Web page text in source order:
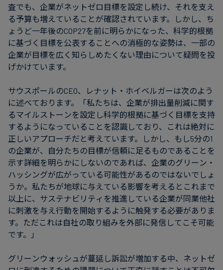
査でも、企業がネットゼロ目標を設定し続け、それを支え
る予算も増えていることが確認されています。しかし、ち
ょうど一年後のCOP27を前に明らかになった、科学的根拠
に基づく目標を公表することへの消極的な姿勢は、一部の
企業が目標を広く知らしめたくない理由について疑問を投
げかけています。
サウスポールのCEO、レナット・ホイベルガーは次のよう
に述べております。「私たちは、企業が排出量削減に関す
るマイルストーンを設定し科学的根拠に基づく目標を支持
するようになっていることを認識しており、これは絶対に
正しいアプローチだと考えています。しかし、もし5分の1
の企業が、自分たちの目標が信頼に足るものであることを
示す詳細を明らかにしないのであれば、企業のグリーン・
ハッシングが広がっている可能性があるのではないでしょ
うか。私たちが地球に与えている影響を考えるとこれまで
以上に、サステナビリティを推進している企業が同業他社
に刺激を与え行動を開始するように触発する必要がありま
す。ただこれは自社の取り組みを外部に発信してこそ可能
です。」
グリーンウォッシュが蔓延し訴訟が増加する中、ネットゼ